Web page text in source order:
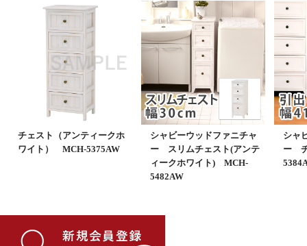
チェスト（アンティークホ
ワイト） MCH-5375AW
シャビーウッドファニチャ
ー スリムチェスト(アンテ
ィークホワイト) MCH-
5482AW
シャ
ー